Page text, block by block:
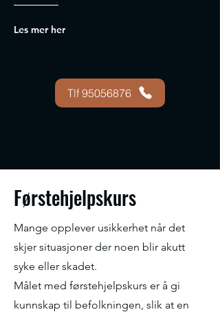
Les mer her
Tlf 95056876
Førstehjelpskurs
Mange opplever usikkerhet når det
skjer situasjoner der noen blir akutt
syke eller skadet.
Målet med førstehjelpskurs er å gi
kunnskap til befolkningen, slik at en